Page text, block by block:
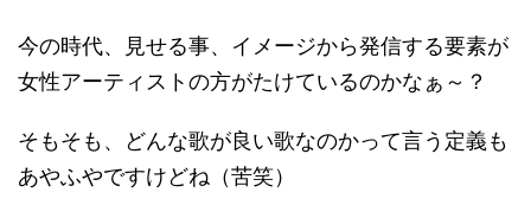
今の時代、見せる事、イメージから発信する要素が
女性アーティストの方がたけているのかなぁ～？
そもそも、どんな歌が良い歌なのかって言う定義も
あやふやですけどね（苦笑）